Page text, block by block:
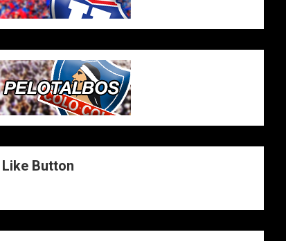
Like Button